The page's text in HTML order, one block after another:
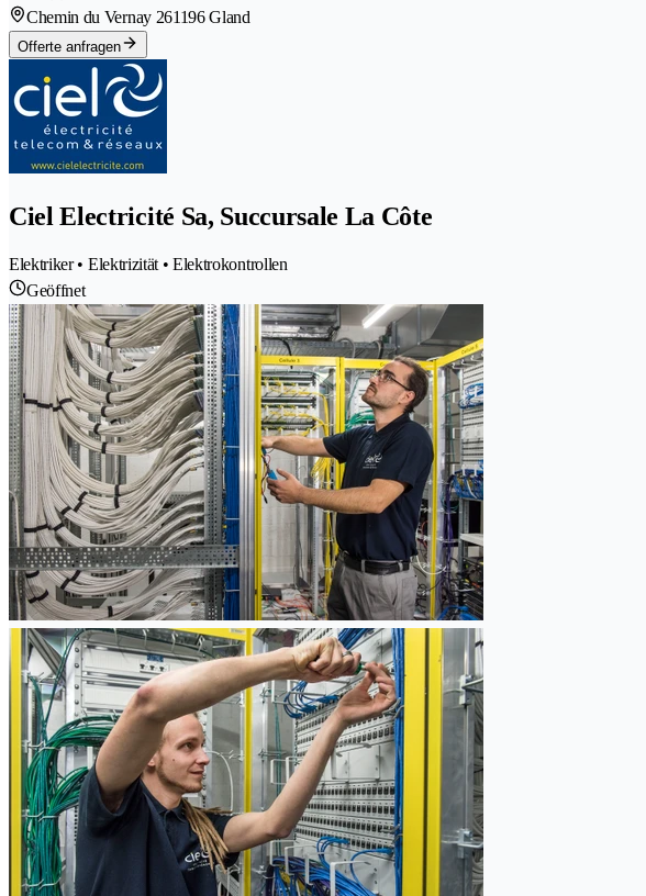
Chemin du Vernay 261196 Gland
Offerte anfragen
Ciel Electricité Sa, Succursale La Côte
Elektriker • Elektrizität • Elektrokontrollen
Geöffnet